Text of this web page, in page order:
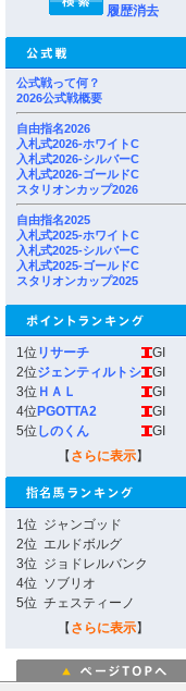
履歴消去
公式戦って何？
2026公式戦概要
自由指名2026
入札式2026-ホワイトC
入札式2026-シルバーC
入札式2026-ゴールドC
スタリオンカップ2026
自由指名2025
入札式2025-ホワイトC
入札式2025-シルバーC
入札式2025-ゴールドC
スタリオンカップ2025
1位 リサーチ
GI
2位ジェンティルトシ
GI
3位 ＨＡＬ
GI
4位 PGOTTA2
GI
5位 しのくん
GI
【 さらに表示】
1位 ジャンゴッド
2位 エルドボルグ
3位 ジョドレルバンク
4位 ソブリオ
5位 チェスティーノ
【 さらに表示】